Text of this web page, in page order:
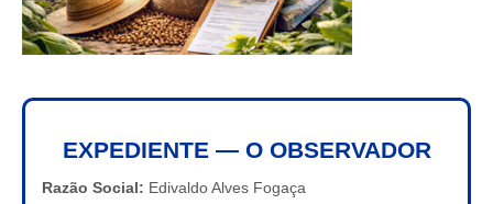
EXPEDIENTE — O OBSERVADOR
Razão Social: Edivaldo Alves Fogaça